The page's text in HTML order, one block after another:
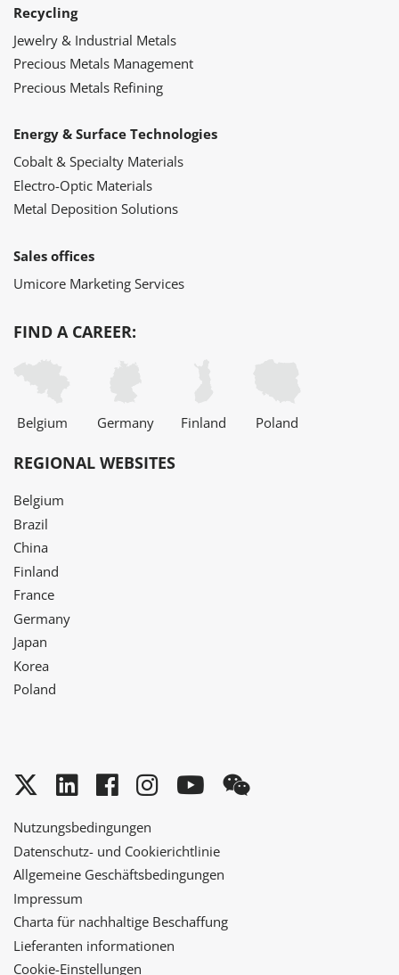
Recycling
Jewelry & Industrial Metals
Precious Metals Management
Precious Metals Refining
Energy & Surface Technologies
Cobalt & Specialty Materials
Electro-Optic Materials
Metal Deposition Solutions
Sales offices
Umicore Marketing Services
FIND A CAREER:
Belgium Germany Finland Poland
REGIONAL WEBSITES
Belgium
Brazil
China
Finland
France
Germany
Japan
Korea
Poland
Twitter
LinkedInFacebook
Instagram
YouTube
Nutzungsbedingungen
Datenschutz- und Cookierichtlinie
Allgemeine Geschäftsbedingungen
Impressum
Charta für nachhaltige Beschaffung
Lieferanten informationen
Cookie-Einstellungen